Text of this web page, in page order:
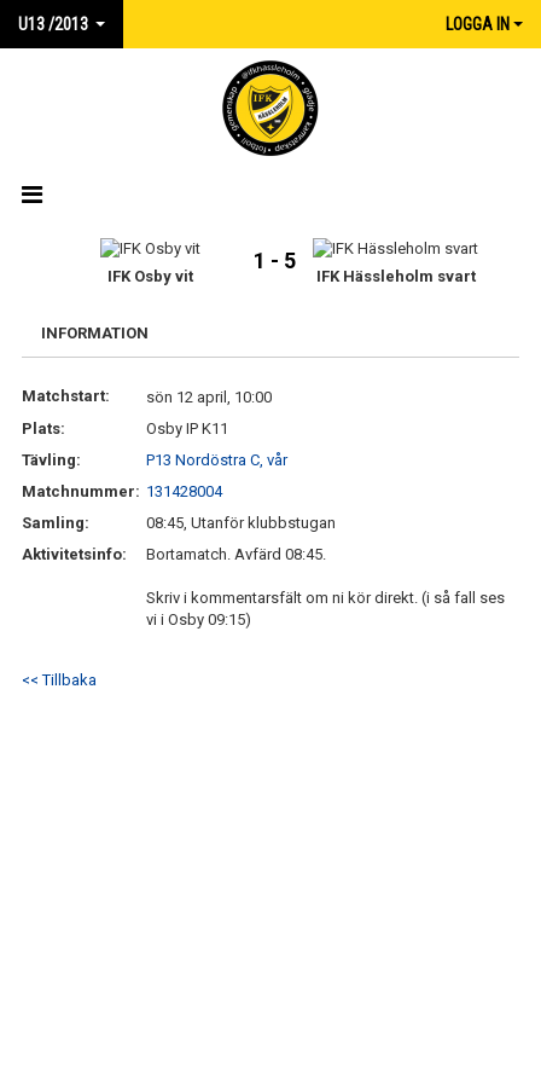
U13 /2013 LOGGA IN
MATCHER
TRUPPEN
KONTAKT
IFK Osby vit
1 - 5
IFK Hässleholm svart
INFORMATION
Matchstart:
sön 12 april, 10:00
Plats:
Osby IP K11
Tävling:
P13 Nordöstra C, vår
Matchnummer: 131428004
Samling:
08:45, Utanför klubbstugan
Aktivitetsinfo:
Bortamatch. Avfärd 08:45.
Skriv i kommentarsfält om ni kör direkt. (i så fall ses
vi i Osby 09:15)
<< Tillbaka